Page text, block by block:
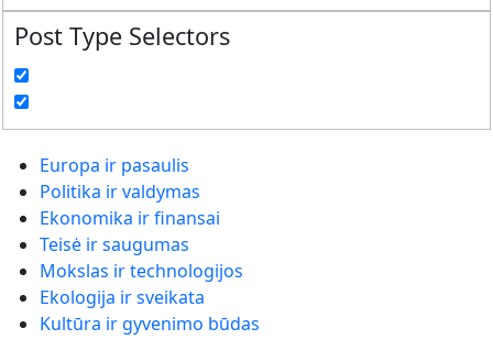
Post Type Selectors
Europa ir pasaulis
Politika ir valdymas
Ekonomika ir finansai
Teisė ir saugumas
Mokslas ir technologijos
Ekologija ir sveikata
Kultūra ir gyvenimo būdas